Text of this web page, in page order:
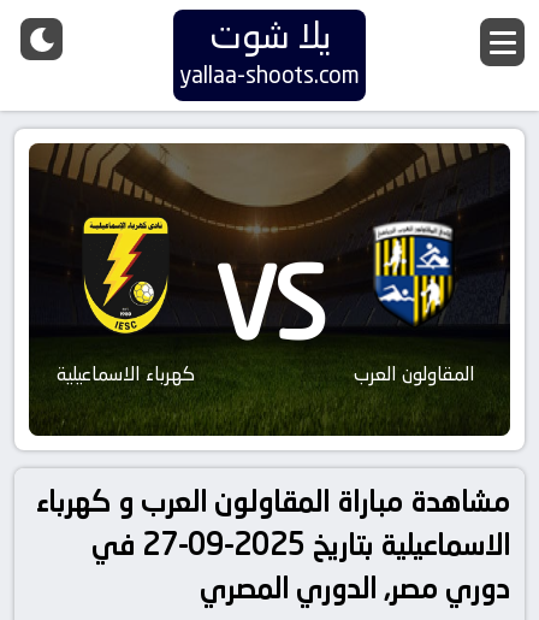
يلا شوت
yallaa-shoots.com
المقاولون العرب VS كهرباء الاسماعيلية
مشاهدة مباراة المقاولون العرب و كهرباء
الاسماعيلية بتاريخ 2025-09-27 في
دوري مصر, الدوري المصري